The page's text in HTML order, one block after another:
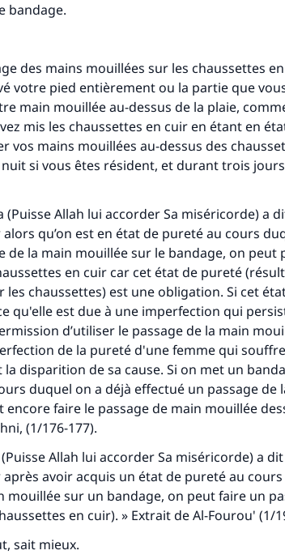
bandage.
des mains mouillées sur les chaussettes
votre pied entièrement ou la partie que
main mouillée au-dessus de la plaie,
mis les chaussettes en cuir en étant en
vos mains mouillées au-dessus des
si vous êtes résident, et durant trois
(Puisse Allah lui accorder Sa miséricorde) a
qu’on est en état de pureté au cours
de la main mouillée sur le bandage, on peut
en cuir car cet état de pureté
les chaussettes) est une obligation. Si cet
qu'elle est due à une imperfection qui
d’utiliser le passage de la main
de la pureté d'une femme qui souffre
disparition de sa cause. Si on met un
duquel on a déjà effectué un passage de
encore faire le passage de main mouillée
, (1/176-177).
Allah lui accorder Sa miséricorde) a
avoir acquis un état de pureté au
mouillée sur un bandage, on peut faire un
en cuir). » Extrait deAl-Fourou' (1/
sait mieux.